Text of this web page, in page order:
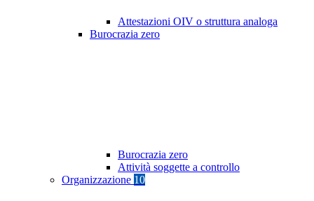
Attestazioni OIV o struttura analoga
Burocrazia zero
Burocrazia zero
Attività soggette a controllo
Organizzazione 10